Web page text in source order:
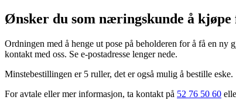
Ønsker du som næringskunde å kjøpe
Ordningen med å henge ut pose på beholderen for å få en
kontakt med oss. Se e-postadresse lenger nede.
Minstebestillingen er 5 ruller, det er også mulig å bestille eske.
For avtale eller mer informasjon, ta kontakt på 52 76 50 60